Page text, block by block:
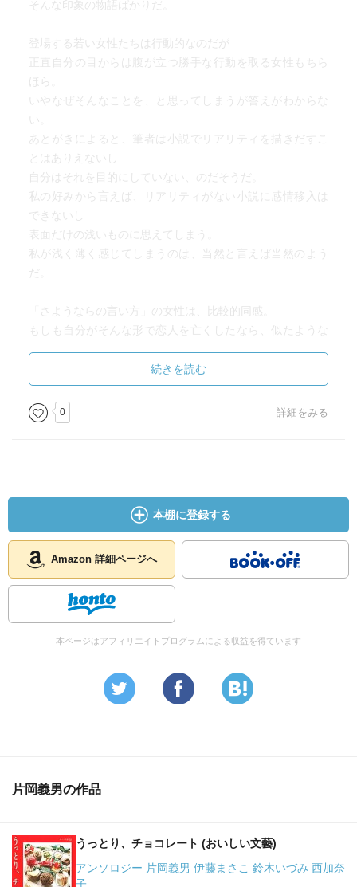
そんな印象の物語ばかりだ。
登場する若い女性たちは行動的なのだが
正直自分の目からは腹が立つ勝手な行動を取る女性もちら
ほら。
いやなぜそんなことを、と思ってしまうが答えがわからな
い。
あとがきによると、筆者は小説でリアリティを描きだすこ
とはありえないし
自分はそれを目的にしていない、のだそうだ。
私の好みから言えば、リアリティがない小説に感情移入は
できないし
表面だけの浅いものに思えてしまう。
私が浅く薄く感じてしまうのは、当然と言えば当然のよう
だ。
「さようならの言い方」の女性は、比較的同感。
もしも自分がそんな形で恋人を亡くしたなら、似たような
もっと早くに、停車せずにやるとは思うが。
印象的ではあった。
続きを読む
0 詳細をみる
本棚に登録する
Amazon 詳細ページへ
本ページはアフィリエイトプログラムによる収益を得ています
片岡義男の作品
うっとり、チョコレート (おいしい文藝)
アンソロジー 片岡義男 伊藤まさこ 鈴木いづみ 西加奈
子